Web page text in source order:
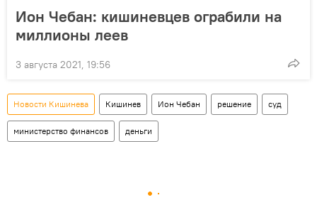
Ион Чебан: кишиневцев ограбили на
миллионы леев
3 августа 2021, 19:56
Новости Кишинева Кишинев Ион Чебан решение суд
министерство финансов деньги